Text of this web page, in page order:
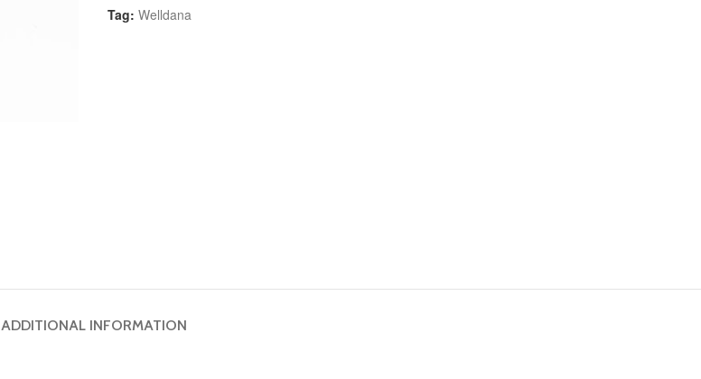
Tag: Welldana
ADDITIONAL INFORMATION